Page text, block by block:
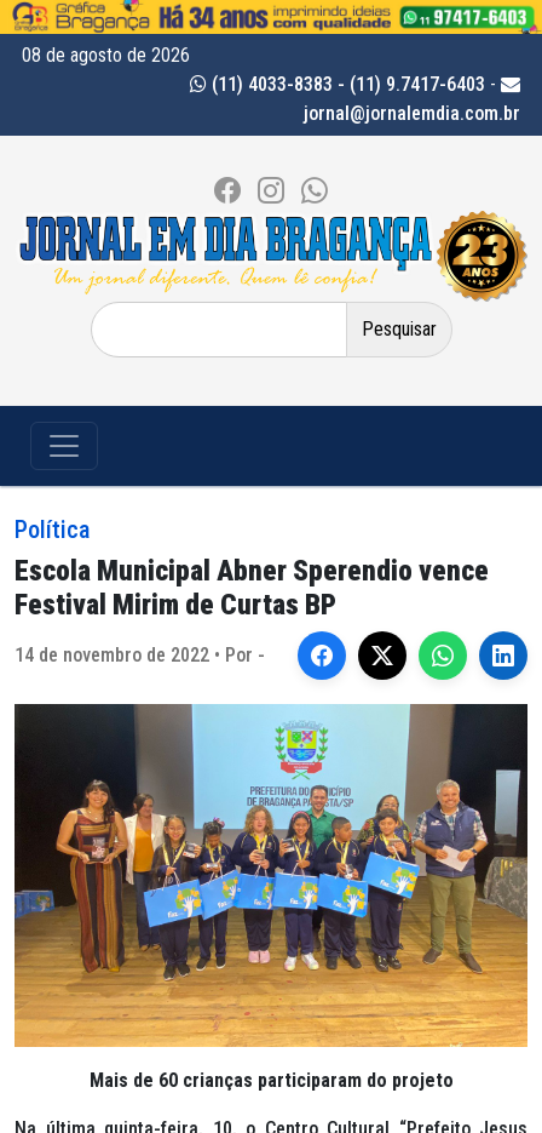
08 de agosto de 2026
(11) 4033-8383 - (11) 9.7417-6403 -
jornal@jornalemdia.com.br
Pesquisar
por:
Política
Escola Municipal Abner Sperendio vence
Festival Mirim de Curtas BP
14 de novembro de 2022 • Por -
Mais de 60 crianças participaram do projeto
Na última quinta-feira, 10, o Centro Cultural “Prefeito Jesus